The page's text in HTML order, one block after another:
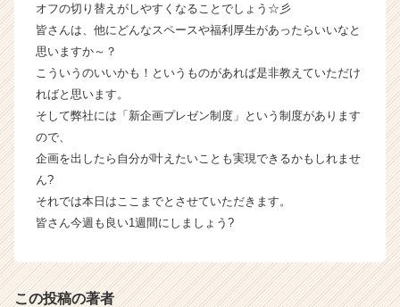
ト
チ
キ
リ
h
e
r
a
オフの切り替えがしやすくなることでしょう☆彡
皆さんは、他にどんなスペースや福利厚生があったらいいなと
思いますか～？
こういうのいいかも！というものがあれば是非教えていただけ
ればと思います。
そして弊社には「新企画プレゼン制度」という制度があります
ので、
企画を出したら自分が叶えたいことも実現できるかもしれませ
ん?
それでは本日はここまでとさせていただきます。
皆さん今週も良い1週間にしましょう?
この投稿の著者